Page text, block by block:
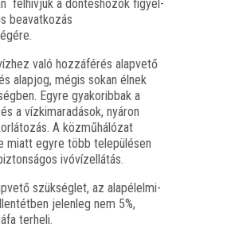
fel­hív­juk a dön­tés­ho­zók figyel­
beavat­ko­zás
való hoz­zá­fé­rés alap­ve­tő
alap­jog, még­is sokan élnek
Egy­re gya­ko­rib­bak a
a víz­ki­ma­ra­dá­sok, nyá­ron
A köz­mű­há­ló­zat
miatt egy­re több tele­pü­lé­sen
ivóvízellátás.
szük­ség­let, az alap­élel­mi­
jelen­leg nem 5%,
terheli.